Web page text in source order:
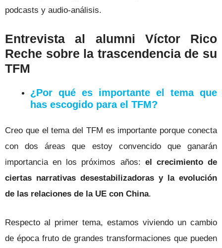
podcasts y audio-análisis.
Entrevista al alumni Víctor Rico
Reche sobre la trascendencia de su
TFM
¿Por qué es importante el tema que
has escogido para el TFM?
Creo que el tema del TFM es importante porque conecta
con dos áreas que estoy convencido que ganarán
importancia en los próximos años: el crecimiento de
ciertas narrativas desestabilizadoras y la evolución
de las relaciones de la UE con China.
Respecto al primer tema, estamos viviendo un cambio
de época fruto de grandes transformaciones que pueden